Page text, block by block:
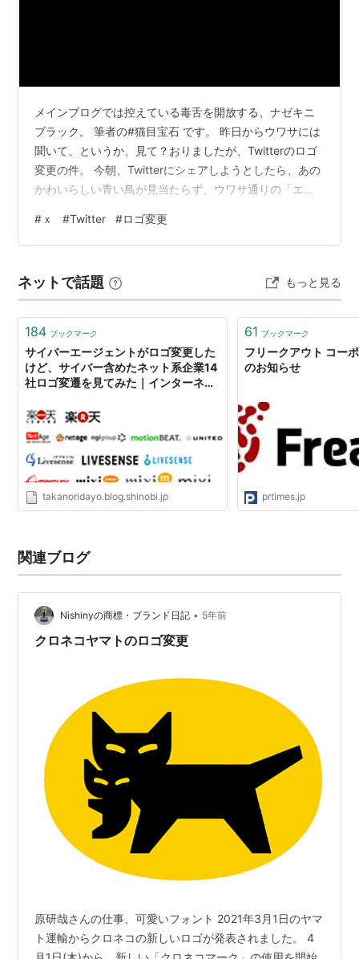
メインブログでは控えている毒舌を開放する、ナゼキニ
ブラック。 筆者の#猫目宝石 です。 昨日からウワサには
聞いて、というか、見て？おりましたが、Twitterのロゴ
変更の件。 今朝、Twitterにシェアしようとしたら、あの
かわいらしい青い鳥が見当たらず、ウワサ通りの「エッ
悪。 暫定なのかな。 とんちも何も効いていない。 ロゴ
変更に特に反対はしませんが、長年親しまれていたデザ
にしてほしかった。 期待が大きすぎたのかなー。 日本で
は、やたらに企業の名前やロゴ変更が行われているけれ
ど…
# ｘ #Twitter #ロゴ変更
ネットで話題 もっと見る
184 ブックマーク
サイバーエージェントがロゴ変更した
けど、サイバー含めたネット系企業14
社ロゴ変遷を見てみた｜インターネッ
takanoridayo.blog.shinobi.jp
61 ブックマーク
フリークアウト コー
のお知らせ
prtimes.jp
関連ブログ
Nishinyの商標・ブランド日記 • 5年前
クロネコヤマトのロゴ変更
原研哉さんの仕事、可愛いフォント 2021年3月1日のヤマ
ト運輸からクロネコの新しいロゴが発表されました。 4